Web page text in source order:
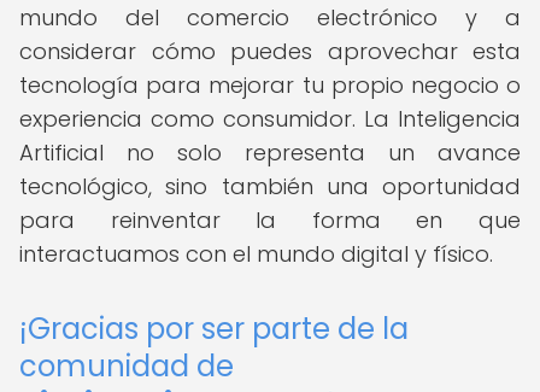
mundo del comercio electrónico y a
considerar cómo puedes aprovechar esta
tecnología para mejorar tu propio negocio o
experiencia como consumidor. La Inteligencia
Artificial no solo representa un avance
tecnológico, sino también una oportunidad
para reinventar la forma en que
interactuamos con el mundo digital y físico.
¡Gracias por ser parte de la
comunidad de